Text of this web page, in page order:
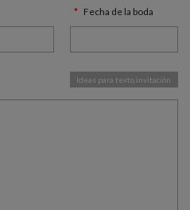
Fecha de la boda
Ideas para texto invitación